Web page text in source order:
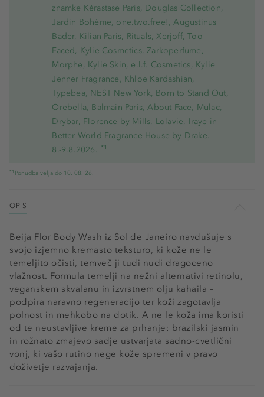
znamke Kérastase Paris, Douglas Collection,
Jardin Bohème, one.two.free!, Augustinus
Bader, Kilian Paris, Rituals, Xerjoff, Too
Faced, Kylie Cosmetics, Zarkoperfume,
Morphe, Kylie Skin, e.l.f. Cosmetics, Kylie
Jenner Fragrance, Khloe Kardashian,
Typebea, NEST New York, Born to Stand Out,
Orebella, Balmain Paris, About Face, Mulac,
Drybar, Florence by Mills, Lolavie, Iraye in
Better World Fragrance House by Drake.
8.-9.8.2026. *1
*1 Ponudba velja do 10. 08. 26.
OPIS
Beija Flor Body Wash iz Sol de Janeiro navdušuje s
svojo izjemno kremasto teksturo, ki kože ne le
temeljito očisti, temveč ji tudi nudi dragoceno
vlažnost. Formula temelji na nežni alternativi retinolu,
veganskem skvalanu in izvrstnem olju kahaila –
podpira naravno regeneracijo ter koži zagotavlja
polnost in mehkobo na dotik. A ne le koža ima koristi
od te neustavljive kreme za prhanje: brazilski jasmin
in rožnato zmajevo sadje ustvarjata sadno-cvetlični
vonj, ki vašo rutino nege kože spremeni v pravo
doživetje razvajanja.